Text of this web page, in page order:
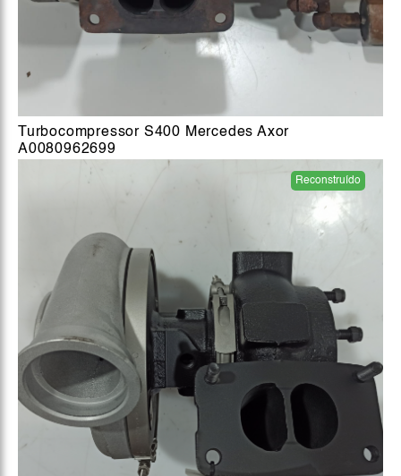
Turbocompressor S400 Mercedes Axor
A0080962699
Reconstruído